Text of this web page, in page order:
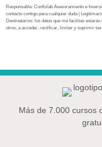
Responsable: Confislab Asesoramiento e
contacto contigo para cualquier duda |
Destinatarios: los datos que me facilitas
otros, a acceder, rectificar, limitar y suprimir tus
Más de 7.000 cursos